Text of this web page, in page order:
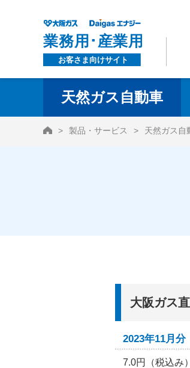
天然ガス自動車
HOME製品・サービス 天然ガス自
大阪ガス
2023年11月
7.0円（税込み